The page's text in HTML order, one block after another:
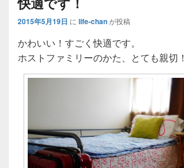
2015年5月19日 に life-chanが投稿
かわいい！すごく快適です。
ホストファミリーのかた、とても親切！